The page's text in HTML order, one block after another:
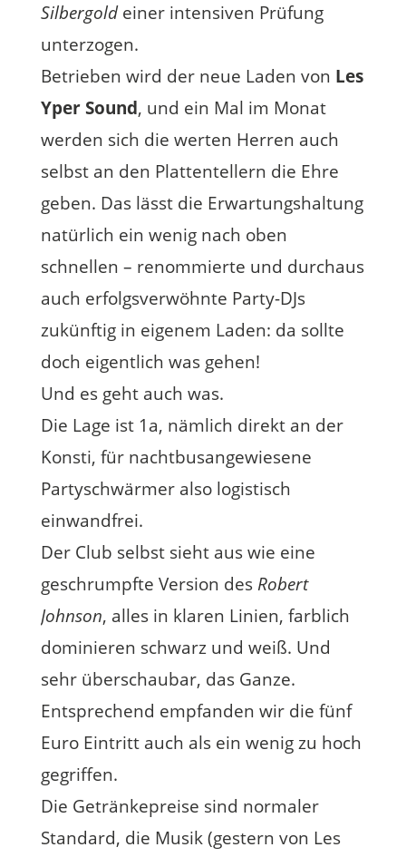
Silbergoldeiner intensiven Prüfung
unterzogen.
Betrieben wird der neue Laden von Les
Yper Sound, und ein Mal im Monat
werden sich die werten Herren auch
selbst an den Plattentellern die Ehre
geben. Das lässt die Erwartungshaltung
natürlich ein wenig nach oben
schnellen – renommierte und durchaus
auch erfolgsverwöhnte Party-DJs
zukünftig in eigenem Laden: da sollte
doch eigentlich was gehen!
Und es geht auch was.
Die Lage ist 1a, nämlich direkt an der
Konsti, für nachtbusangewiesene
Partyschwärmer also logistisch
einwandfrei.
Der Club selbst sieht aus wie eine
geschrumpfte Version des Robert
Johnson, alles in klaren Linien, farblich
dominieren schwarz und weiß. Und
sehr überschaubar, das Ganze.
Entsprechend empfanden wir die fünf
Euro Eintritt auch als ein wenig zu hoch
gegriffen.
Die Getränkepreise sind normaler
Standard, die Musik (gestern von Les